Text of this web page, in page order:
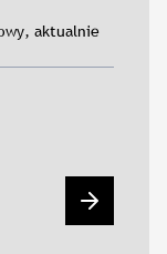
aktualnie
Przejdź